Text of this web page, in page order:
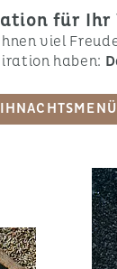
für Ihr
viel
haben: